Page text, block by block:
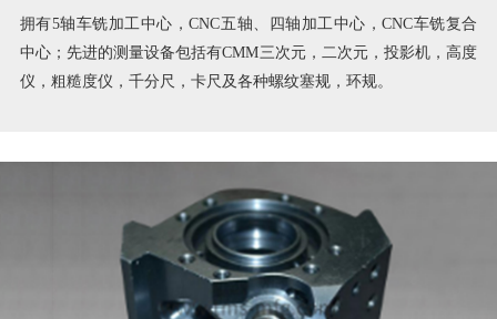
拥有5轴车铣加工中心，CNC五轴、四轴加工中心，CNC车铣复合
中心；先进的测量设备包括有CMM三次元，二次元，投影机，高度
仪，粗糙度仪，千分尺，卡尺及各种螺纹塞规，环规。